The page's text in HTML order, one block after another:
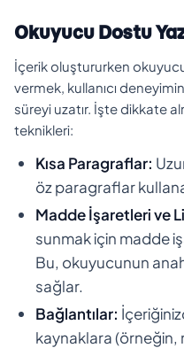
Okuyucu Dostu
İçerik oluştururken
vermek, kullanıcı
süreyi uzatır. İşte dikkate
teknikleri:
Kısa Paragraflar:
öz paragraflar
Madde İşaretleri ve
sunmak için madde
Bu, okuyucunun
sağlar.
Bağlantılar:
kaynaklara